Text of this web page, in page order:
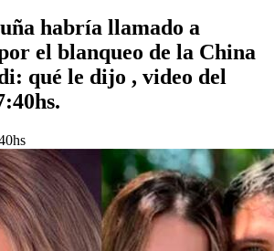
habría llamado a
el blanqueo de la China
qué le dijo , video del